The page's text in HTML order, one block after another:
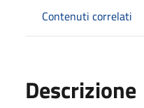
Contenuti correlati
Descrizione